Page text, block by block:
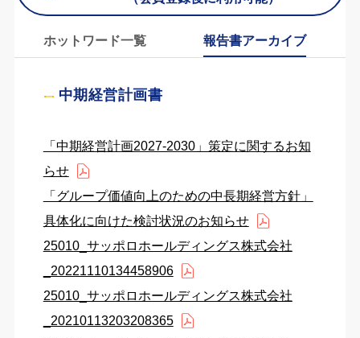
ホットワード一覧 報告書アーカイブ
中期経営計画書
「中期経営計画2027-2030」策定に関するお知
らせ
「グループ価値向上のための中長期経営方針」
具体化に向けた検討状況のお知らせ
25010_サッポロホールディングス株式会社
_20221110134458906
25010_サッポロホールディングス株式会社
_20210113203208365